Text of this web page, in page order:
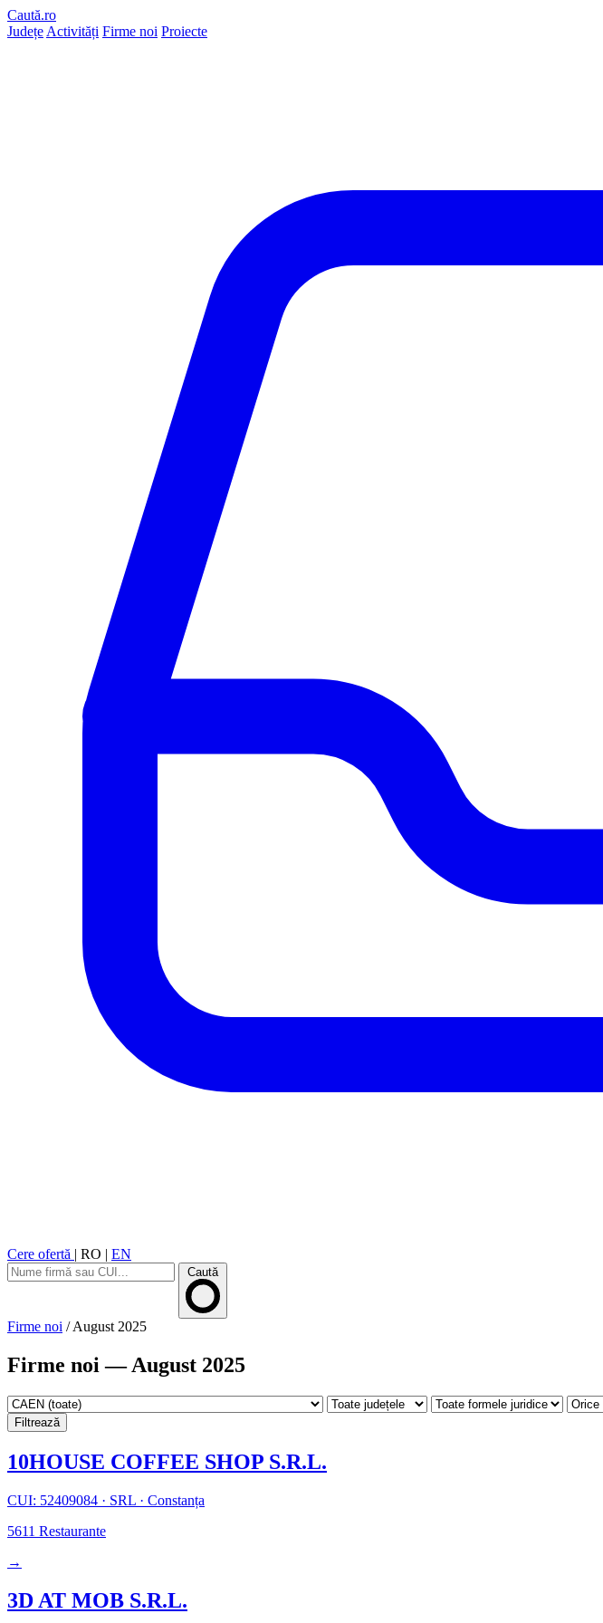
Caută.ro
Județe Activități Firme noi Proiecte
Cere ofertă | RO | EN
Caută
Firme noi / August 2025
Firme noi — August 2025
Filtrează
10HOUSE COFFEE SHOP S.R.L.
CUI: 52409084 · SRL · Constanța
5611 Restaurante
→
3D AT MOB S.R.L.